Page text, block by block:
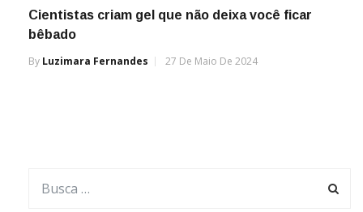
Cientistas criam gel que não deixa você ficar
bêbado
By Luzimara Fernandes 27 De Maio De 2024